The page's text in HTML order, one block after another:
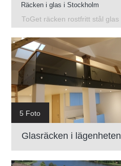
Räcken i glas i Stockholm
ToGet räcken rostfritt stål glas
5 Foto
Glasräcken i lägenheten